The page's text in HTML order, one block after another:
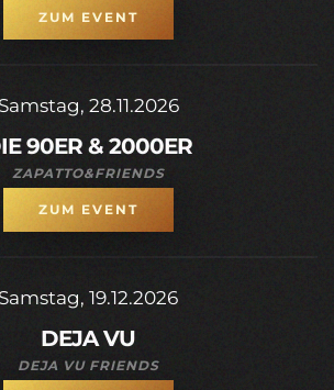
ZUM EVENT
Samstag, 28.11.2026
90ER & 2000ER
ZAPATTO&FRIENDS
ZUM EVENT
Samstag, 19.12.2026
DEJA VU
DEJA VU FRIENDS